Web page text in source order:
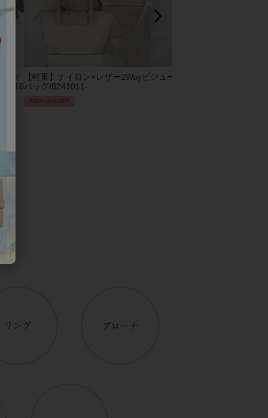
ック
【軽量】ナイロン×レザー2Wayビジュー
バッグ/8241011-
2BUY10％OFF